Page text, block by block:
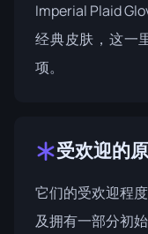
Imperial Plaid
经典皮肤，这一
项。
受欢迎的
它们的受欢迎程
及拥有一部分初